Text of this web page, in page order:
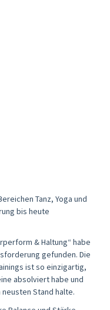
Tanz, Yoga und
bis heute
& Haltung“ habe
gefunden. Die
ist so einzigartig,
absolviert habe und
Stand halte.